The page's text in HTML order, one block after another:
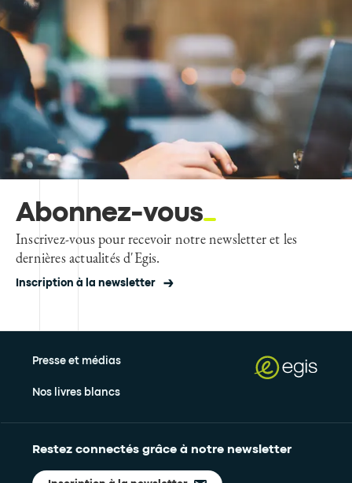
Abonnez-vous
Inscrivez-vous pour recevoir notre newsletter et les
dernières actualités d'Egis.
Inscription à la newsletter
Presse et médias
Nos livres blancs
Restez connectés grâce à notre newsletter